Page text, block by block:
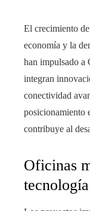
El crecimiento
economía y la
han impulsado a
integran
conectividad
posicionamiento
contribuye al
Oficinas